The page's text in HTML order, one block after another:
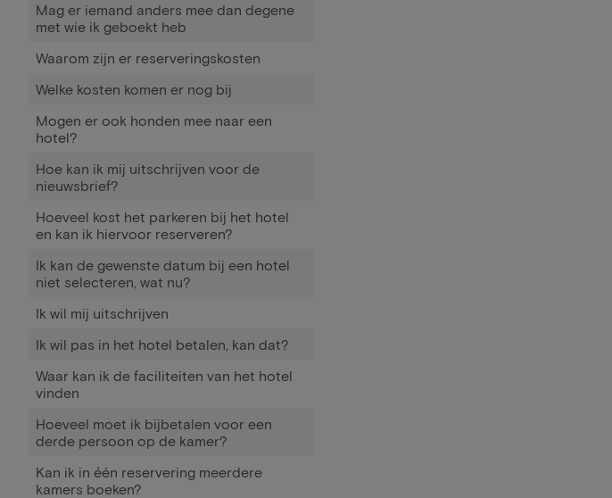
Mag er iemand anders mee dan degene
met wie ik geboekt heb
Waarom zijn er reserveringskosten
Welke kosten komen er nog bij
Mogen er ook honden mee naar een
hotel?
Hoe kan ik mij uitschrijven voor de
nieuwsbrief?
Hoeveel kost het parkeren bij het hotel
en kan ik hiervoor reserveren?
Ik kan de gewenste datum bij een hotel
niet selecteren, wat nu?
Ik wil mij uitschrijven
Ik wil pas in het hotel betalen, kan dat?
Waar kan ik de faciliteiten van het hotel
vinden
Hoeveel moet ik bijbetalen voor een
derde persoon op de kamer?
Kan ik in één reservering meerdere
kamers boeken?